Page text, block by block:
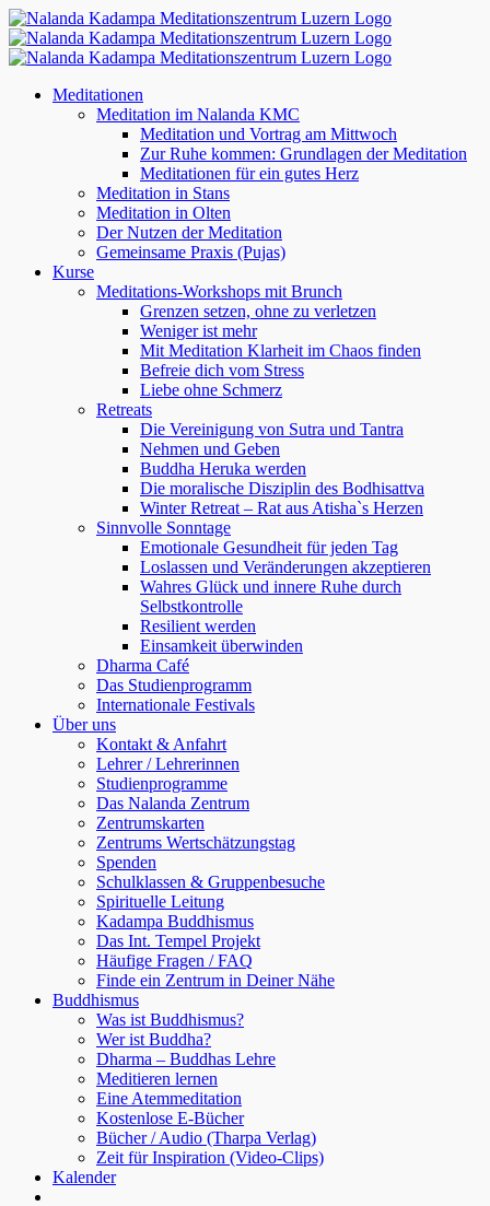
Zum
Inhalt
springen
Meditationen
Meditation im Nalanda KMC
Meditation und Vortrag am Mittwoch
Zur Ruhe kommen: Grundlagen der Meditation
Meditationen für ein gutes Herz
Meditation in Stans
Meditation in Olten
Der Nutzen der Meditation
Gemeinsame Praxis (Pujas)
Kurse
Meditations-Workshops mit Brunch
Grenzen setzen, ohne zu verletzen
Weniger ist mehr
Mit Meditation Klarheit im Chaos finden
Befreie dich vom Stress
Liebe ohne Schmerz
Retreats
Die Vereinigung von Sutra und Tantra
Nehmen und Geben
Buddha Heruka werden
Die moralische Disziplin des Bodhisattva
Winter Retreat – Rat aus Atisha`s Herzen
Sinnvolle Sonntage
Emotionale Gesundheit für jeden Tag
Loslassen und Veränderungen akzeptieren
Wahres Glück und innere Ruhe durch
Selbstkontrolle
Resilient werden
Einsamkeit überwinden
Dharma Café
Das Studienprogramm
Internationale Festivals
Über uns
Kontakt & Anfahrt
Lehrer / Lehrerinnen
Studienprogramme
Das Nalanda Zentrum
Zentrumskarten
Zentrums Wertschätzungstag
Spenden
Schulklassen & Gruppenbesuche
Spirituelle Leitung
Kadampa Buddhismus
Das Int. Tempel Projekt
Häufige Fragen / FAQ
Finde ein Zentrum in Deiner Nähe
Buddhismus
Was ist Buddhismus?
Wer ist Buddha?
Dharma – Buddhas Lehre
Meditieren lernen
Eine Atemmeditation
Kostenlose E-Bücher
Bücher / Audio (Tharpa Verlag)
Zeit für Inspiration (Video-Clips)
Kalender